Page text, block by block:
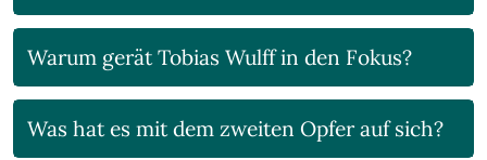
Warum gerät Tobias Wulff in den Fokus?
Was hat es mit dem zweiten Opfer auf sich?